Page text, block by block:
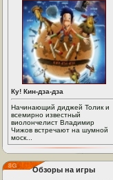
Ку! Кин-дза-дза
Начинающий диджей Толик и
всемирно известный
виолончелист Владимир
Чижов встречают на шумной
моск...
Обзоры на игры